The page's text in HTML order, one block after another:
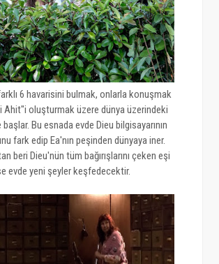
6 havarisini bulmak, onlarla konuşmak
Ahit"i oluşturmak üzere dünya üzerindeki
Bu esnada evde Dieu bilgisayarının
fark edip Ea'nın peşinden dünyaya iner.
beri Dieu'nün tüm bağırışlarını çeken eşi
evde yeni şeyler keşfedecektir.